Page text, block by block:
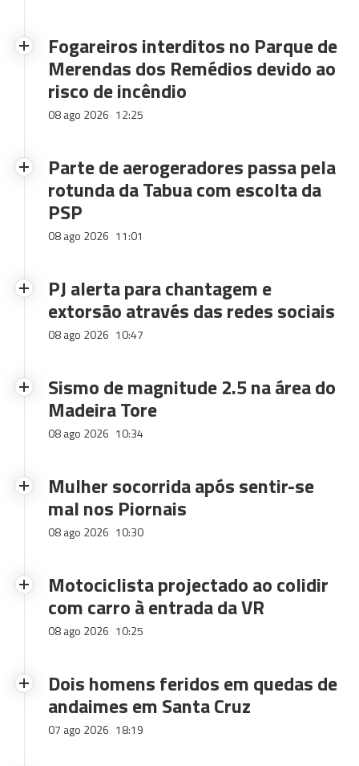
Fogareiros interditos no Parque de
Merendas dos Remédios devido ao
risco de incêndio
08 ago 2026 12:25
Parte de aerogeradores passa pela
rotunda da Tabua com escolta da
PSP
08 ago 2026 11:01
PJ alerta para chantagem e
extorsão através das redes sociais
08 ago 2026 10:47
Sismo de magnitude 2.5 na área do
Madeira Tore
08 ago 2026 10:34
Mulher socorrida após sentir-se
mal nos Piornais
08 ago 2026 10:30
Motociclista projectado ao colidir
com carro à entrada da VR
08 ago 2026 10:25
Dois homens feridos em quedas de
andaimes em Santa Cruz
07 ago 2026 18:19